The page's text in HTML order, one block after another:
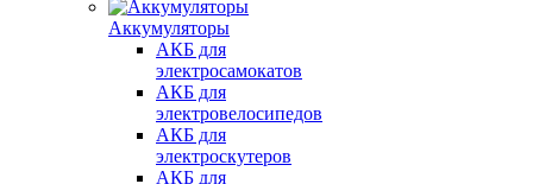
Аккумуляторы
АКБ для
электросамокатов
АКБ для
электровелосипедов
АКБ для
электроскутеров
АКБ для